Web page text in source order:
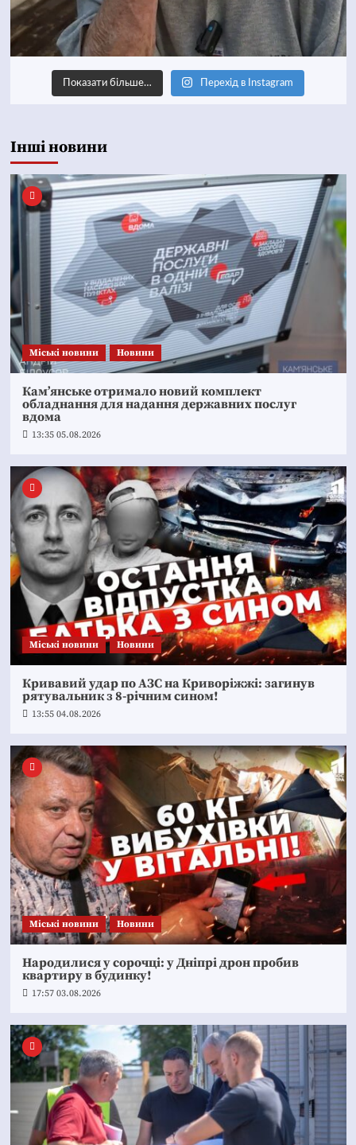
Показати більше… Перехід в Instagram
Інші новини
Mіські новини Новини
Кам’янське отримало новий комплект
обладнання для надання державних послуг
вдома
13:35 05.08.2026
Mіські новини Новини
Кривавий удар по АЗС на Криворіжжі: загинув
рятувальник з 8-річним сином!
13:55 04.08.2026
Mіські новини Новини
Народилися у сорочці: у Дніпрі дрон пробив
квартиру в будинку!
17:57 03.08.2026